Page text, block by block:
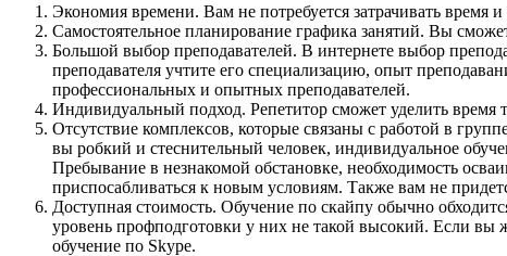
Экономия времени. Вам не потребуется затрачивать время
Самостоятельное планирование графика занятий. Вы
Большой выбор преподавателей. В интернете выбор
преподавателя учтите его специализацию, опыт
профессиональных и опытных преподавателей.
Индивидуальный подход. Репетитор сможет уделить время
Отсутствие комплексов, которые связаны с работой в
вы робкий и стеснительный человек, индивидуальное
Пребывание в незнакомой обстановке, необходимость
приспосабливаться к новым условиям. Также вам не
Доступная стоимость. Обучение по скайпу обычно
уровень профподготовки у них не такой высокий. Если вы
обучение по Skype.